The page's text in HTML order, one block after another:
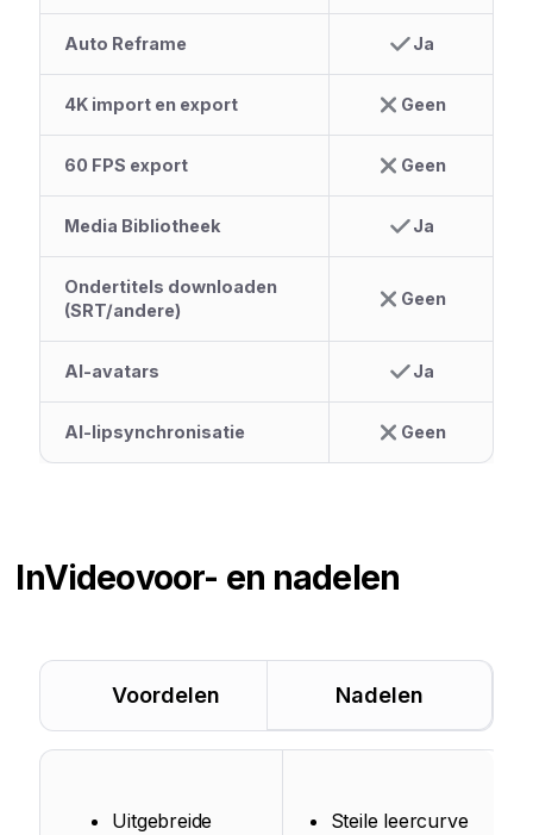
Auto Reframe Ja
4K import en export Geen
60 FPS export Geen
Media Bibliotheek Ja
Ondertitels downloaden
(SRT/andere)
Geen
AI-avatars Ja
AI-lipsynchronisatie Geen
InVideovoor- en nadelen
Voordelen Nadelen
Uitgebreide
Steile leercurve